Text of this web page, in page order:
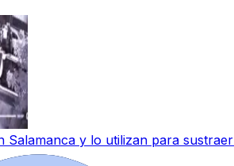
Salamanca y lo utilizan para